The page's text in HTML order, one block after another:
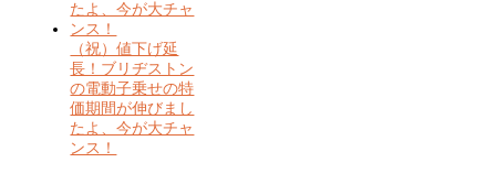
（祝）値下げ延
長！ブリヂストン
の電動子乗せの特
価期間が伸びまし
たよ、今が大チャ
ンス！